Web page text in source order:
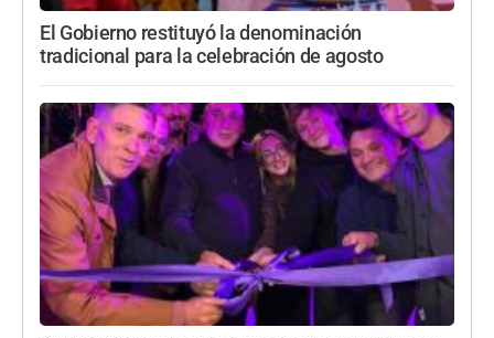
El Gobierno restituyó la denominación
tradicional para la celebración de agosto